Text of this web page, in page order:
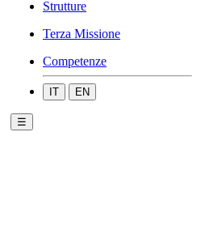
Strutture
Terza Missione
Competenze
IT EN
☰